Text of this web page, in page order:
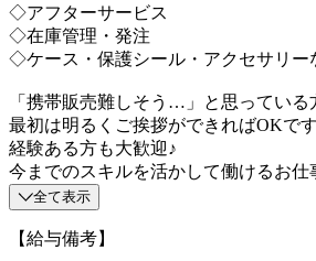
◇アフターサービス
◇在庫管理・発注
◇ケース・保護シール・アクセサリー
「携帯販売難しそう…」と思っている
最初は明るくご挨拶ができればOKです
経験ある方も大歓迎♪
今までのスキルを活かして働けるお仕
全て表示
【給与備考】